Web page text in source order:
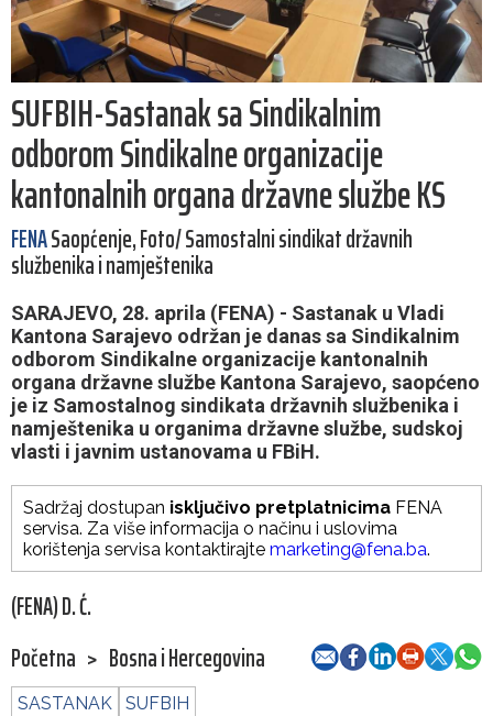
SUFBIH-Sastanak sa Sindikalnim
odborom Sindikalne organizacije
kantonalnih organa državne službe KS
FENASaopćenje, Foto/ Samostalni sindikat državnih
službenika i namještenika
SARAJEVO, 28. aprila (FENA) - Sastanak u Vladi
Kantona Sarajevo održan je danas sa Sindikalnim
odborom Sindikalne organizacije kantonalnih
organa državne službe Kantona Sarajevo, saopćeno
je iz Samostalnog sindikata državnih službenika i
namještenika u organima državne službe, sudskoj
vlasti i javnim ustanovama u FBiH.
Sadržaj dostupan isključivo pretplatnicima FENA
servisa. Za više informacija o načinu i uslovima
korištenja servisa kontaktirajte marketing@fena.ba.
(FENA) D. Ć.
Početna > Bosna i Hercegovina
SASTANAK
SUFBIH